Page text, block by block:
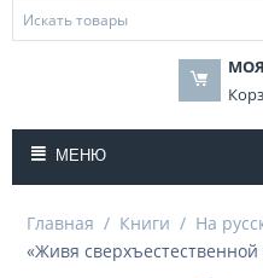
МЕНЮ
Главная / Книги / На
«Живя